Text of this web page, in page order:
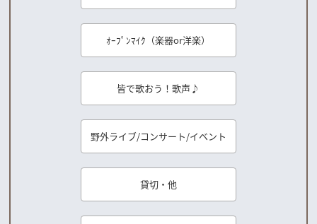
ｵｰﾌﾟﾝﾏｲｸ（楽器or洋楽）
皆で歌おう！歌声♪
野外ライブ/コンサート/イベント
貸切・他